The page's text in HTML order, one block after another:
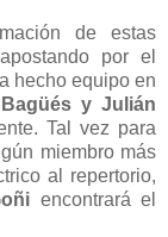
de estas
por el
hecho equipo en
Bagüés y Julián
Tal vez para
miembro más
al repertorio,
encontrará el